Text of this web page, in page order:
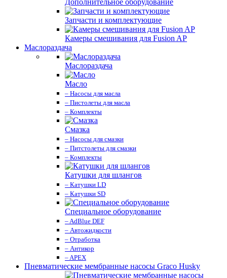
Дополнительное оборудование
Запчасти и комплектующие
Камеры смешивания для Fusion AP
Маслораздача
Маслораздача
Масло
– Насосы для масла
– Пистолеты для масла
– Комплекты
Смазка
– Насосы для смазки
– Питстолеты для смазки
– Комплекты
Катушки для шлангов
– Катушки LD
– Катушки SD
Специальное оборудование
– AdBlue DEF
– Автожидкости
– Отработка
– Антикор
– APEX
Пневматические мембранные насосы Graco Husky